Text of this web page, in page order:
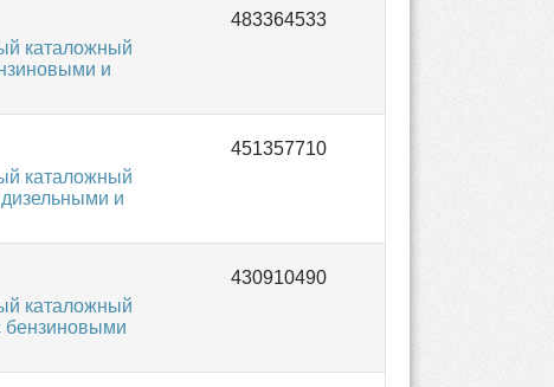
каталожный
и
каталожный
и
каталожный
бензиновыми